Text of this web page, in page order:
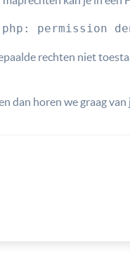
permission
rechten niet
dan horen we graag van